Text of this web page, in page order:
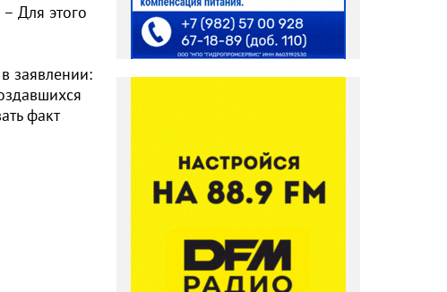
Для этого
заявлении:
факт